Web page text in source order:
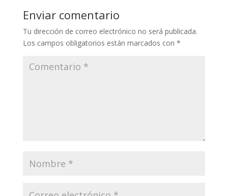
Enviar comentario
Tu dirección de correo electrónico no será publicada.
Los campos obligatorios están marcados con *